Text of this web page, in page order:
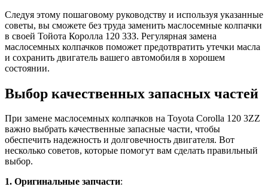
Следуя этому пошаговому руководству и используя указанные
советы, вы сможете без труда заменить маслосемные колпачки
в своей Тойота Королла 120 3ЗЗ. Регулярная замена
маслосемных колпачков поможет предотвратить утечки масла
и сохранить двигатель вашего автомобиля в хорошем
состоянии.
Выбор качественных запасных частей
При замене маслосемных колпачков на Toyota Corolla 120 3ZZ
важно выбрать качественные запасные части, чтобы
обеспечить надежность и долговечность двигателя. Вот
несколько советов, которые помогут вам сделать правильный
выбор.
1. Оригинальные запчасти: